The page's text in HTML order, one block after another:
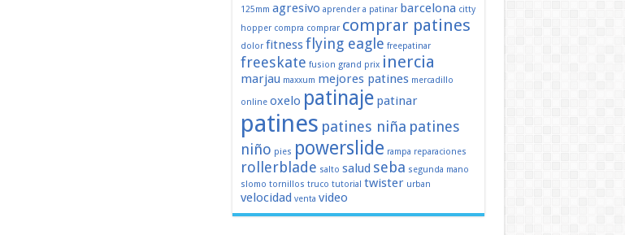
125mm agresivo aprender a patinar barcelona citty
hopper compra comprar comprar patines
dolor fitnessflying eagle freepatinar
freeskate fusion grand prix inercia
marjau maxxum mejores patines mercadillo
online oxelo patinaje patinar
patines patines niña patines
niño pies powerslide rampa reparaciones
rollerblade salto salud seba segunda mano
slomo tornillos truco tutorial twister urban
velocidad venta video